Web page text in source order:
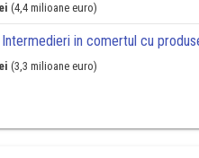
(4,4 milioane euro)
Intermedieri in comertul cu
(3,3 milioane euro)